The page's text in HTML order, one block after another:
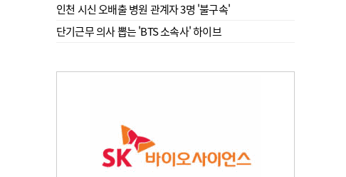
인천 시신 오배출 병원 관계자 3명 '불구속'
단기근무 의사 뽑는 'BTS 소속사' 하이브